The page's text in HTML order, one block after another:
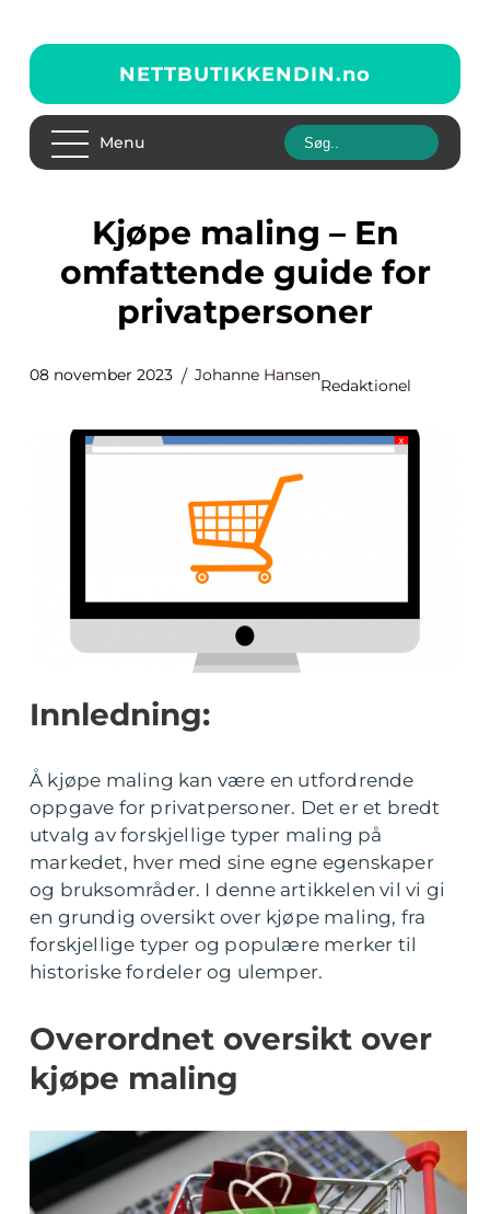
NETTBUTIKKENDIN.no
Menu
Kjøpe maling – En
omfattende guide for
privatpersoner
08 november 2023 Johanne Hansen
Redaktionel
Innledning:
Å kjøpe maling kan være en utfordrende
oppgave for privatpersoner. Det er et bredt
utvalg av forskjellige typer maling på
markedet, hver med sine egne egenskaper
og bruksområder. I denne artikkelen vil vi gi
en grundig oversikt over kjøpe maling, fra
forskjellige typer og populære merker til
historiske fordeler og ulemper.
Overordnet oversikt over
kjøpe maling